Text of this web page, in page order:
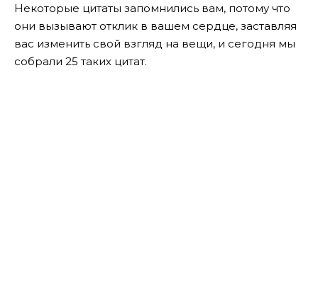
Некоторые цитаты запомнились вам, потому что
они вызывают отклик в вашем сердце, заставляя
вас изменить свой взгляд на вещи, и сегодня мы
собрали 25 таких цитат.